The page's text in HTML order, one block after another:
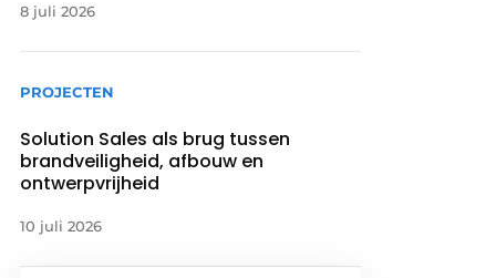
8 juli 2026
PROJECTEN
Solution Sales als brug tussen
brandveiligheid, afbouw en
ontwerpvrijheid
10 juli 2026